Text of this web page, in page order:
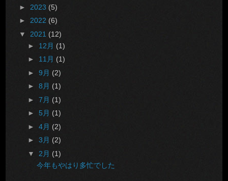
► 2023 (5)
► 2022 (6)
▼ 2021 (12)
► 12月 (1)
► 11月 (1)
► 9月 (2)
► 8月 (1)
► 7月 (1)
► 5月 (1)
► 4月 (2)
► 3月 (2)
▼ 2月 (1)
今年もやはり多忙でした